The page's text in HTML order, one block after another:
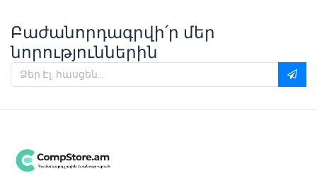
Բաժանորդագրվի՛ր մեր
նորություններին